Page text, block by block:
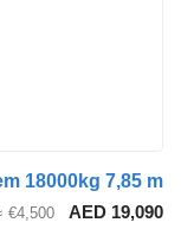
18000kg 7,85 m
AED 19,090
€4,500